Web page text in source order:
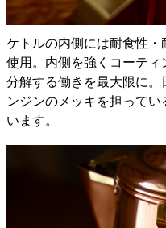
ケトルの内側には耐食性
使用。内側を強くコーテ
分解する働きを最大限に
ンジンのメッキを担って
います。